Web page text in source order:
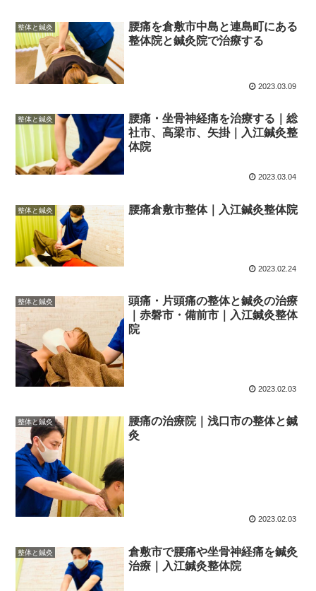
整体と鍼灸
腰痛を倉敷市中島と連島町にある
整体院と鍼灸院で治療する
2023.03.09
整体と鍼灸
腰痛・坐骨神経痛を治療する｜総
社市、高梁市、矢掛｜入江鍼灸整
体院
2023.03.04
整体と鍼灸 腰痛倉敷市整体｜入江鍼灸整体院
2023.02.24
整体と鍼灸
頭痛・片頭痛の整体と鍼灸の治療
｜赤磐市・備前市｜入江鍼灸整体
院
2023.02.03
整体と鍼灸
腰痛の治療院｜浅口市の整体と鍼
灸
2023.02.03
整体と鍼灸
倉敷市で腰痛や坐骨神経痛を鍼灸
治療｜入江鍼灸整体院